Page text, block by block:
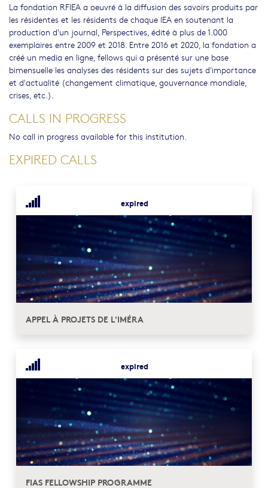
La fondation RFIEA a oeuvré à la diffusion des savoirs produits par
les résidentes et les résidents de chaque IEA en soutenant la
production d'un journal, Perspectives, édité à plus de 1.000
exemplaires entre 2009 et 2018. Entre 2016 et 2020, la fondation a
créé un media en ligne, fellows qui a présenté sur une base
bimensuelle les analyses des résidents sur des sujets d'importance
et d'actualité (changement climatique, gouvernance mondiale,
crises, etc.).
CALLS IN PROGRESS
No call in progress available for this institution.
EXPIRED CALLS
expired
APPEL À PROJETS DE L'IMÉRA
expired
FIAS FELLOWSHIP PROGRAMME